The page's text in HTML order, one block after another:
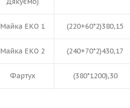
Майка ЕКО 1 (220+60*2)380,15
Майка ЕКО 2 (240+70*2)430,17
Фартух (380*1200),30